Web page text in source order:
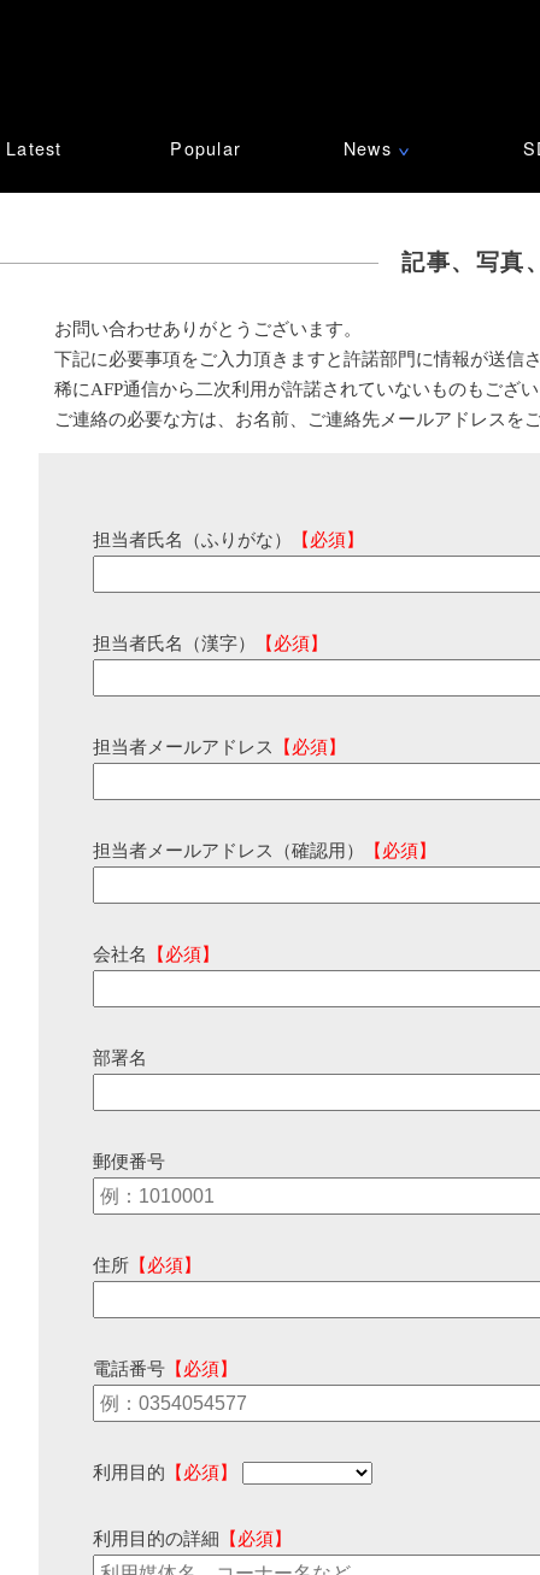
Latest Popular News ∨
記事、写真
お問い合わせありがとうございます。
下記に必要事項をご入力頂きますと許諾部門に情報が送信
稀にAFP通信から二次利用が許諾されていないものもござ
ご連絡の必要な方は、お名前、ご連絡先メールアドレスを
担当者氏名（ふりがな） 【必須】
担当者氏名（漢字） 【必須】
担当者メールアドレス 【必須】
担当者メールアドレス（確認用） 【必須】
会社名 【必須】
部署名
郵便番号
住所 【必須】
電話番号 【必須】
利用目的 【必須】
利用目的の詳細 【必須】